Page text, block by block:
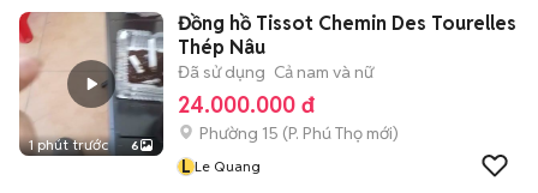
1 phút trước 6
Đồng hồ Tissot Chemin Des Tourelles
Thép Nâu
Đã sử dụng Cả nam và nữ
24.000.000 đ
Phường 15 (P. Phú Thọ mới)
L Le Quang